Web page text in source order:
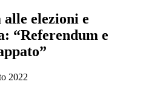
alle elezioni e
“Referendum e
2022